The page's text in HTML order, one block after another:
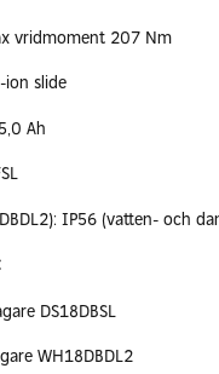
vridmoment 207 Nm
ion slide
Ah
IP56 (vatten- och
DS18DBSL
WH18DBDL2